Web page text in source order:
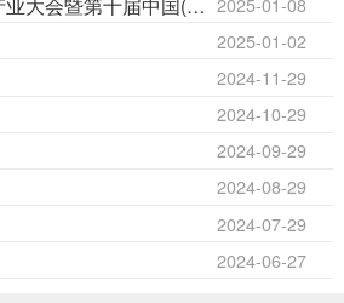
2025-01-02
2024-11-29
2024-10-29
2024-09-29
2024-08-29
2024-07-29
2024-06-27